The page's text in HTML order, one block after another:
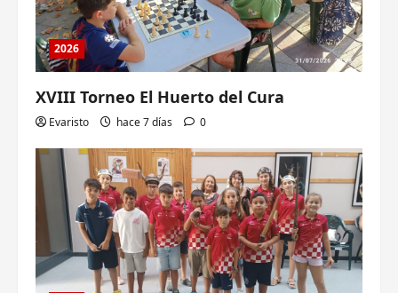
2026
XVIII Torneo El Huerto del Cura
Evaristo hace 7 días 0